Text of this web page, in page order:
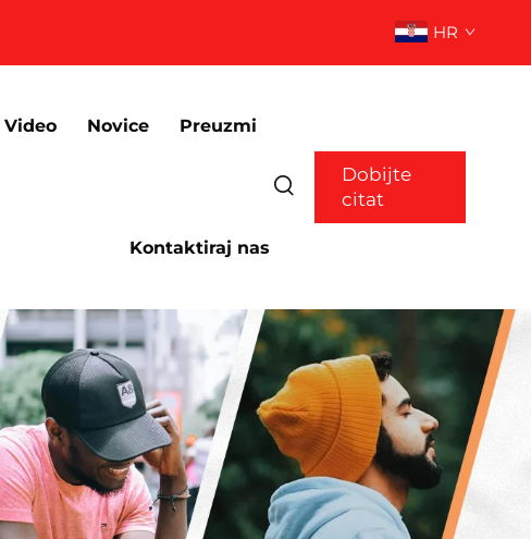
HR
Video Novice Preuzmi
Kontaktiraj nas
Dobijte
citat